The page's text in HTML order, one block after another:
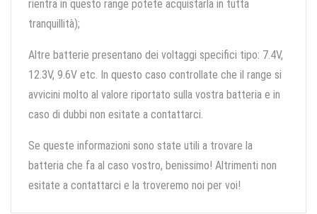
rientra in questo range potete acquistarla in tutta
tranquillità);
Altre batterie presentano dei voltaggi specifici tipo: 7.4V,
12.3V, 9.6V etc. In questo caso controllate che il range si
avvicini molto al valore riportato sulla vostra batteria e in
caso di dubbi non esitate a contattarci.
Se queste informazioni sono state utili a trovare la
batteria che fa al caso vostro, benissimo! Altrimenti non
esitate a contattarci e la troveremo noi per voi!